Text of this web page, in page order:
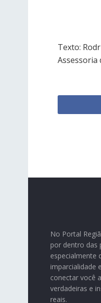
Texto:
Assessoria
No Portal
por dentro das
especialmente
imparcialidade
conectar você
verdadeiras e
reais.